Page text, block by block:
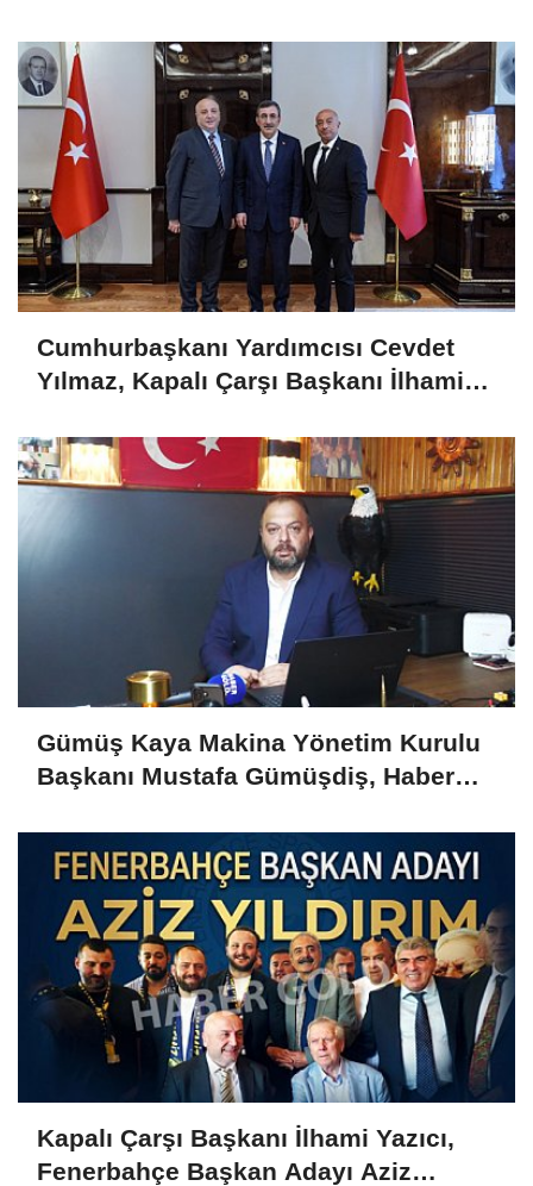
Cumhurbaşkanı Yardımcısı Cevdet
Yılmaz, Kapalı Çarşı Başkanı İlhami
Gümüş Kaya Makina Yönetim Kurulu
Başkanı Mustafa Gümüşdiş, Haber
Kapalı Çarşı Başkanı İlhami Yazıcı,
Fenerbahçe Başkan Adayı Aziz